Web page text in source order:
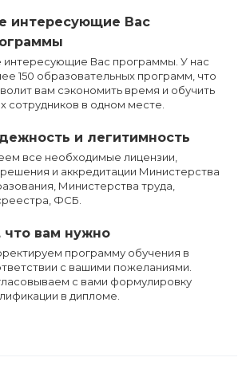
интересующие Вас
интересующие Вас программы. У нас
150 образовательных программ, что
вам сэкономить время и обучить
сотрудников в одном месте.
и легитимность
все необходимые лицензии,
и аккредитации Министерства
Министерства труда,
ФСБ.
что вам нужно
программу обучения в
с вашими пожеланиями.
с вами формулировку
в дипломе.